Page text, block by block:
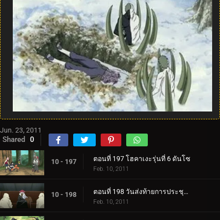
Jun. 23, 2011
Shared 0
10 - 197 ตอนที่ 197 โฮคาเงะรุ่นที่ 6 ดันโซ
Feb. 10, 2011
10 - 198 ตอนที่ 198 วันส่งท้ายการประชุมสุดยอดห้าคาเงะ
Feb. 10, 2011